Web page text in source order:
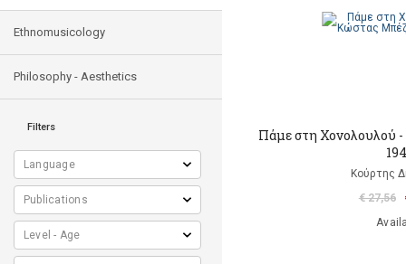
Ethnomusicology
Philosophy - Aesthetics
Filters
Πάμε στη Χονολουλού
Κούρτης
€ 27,56